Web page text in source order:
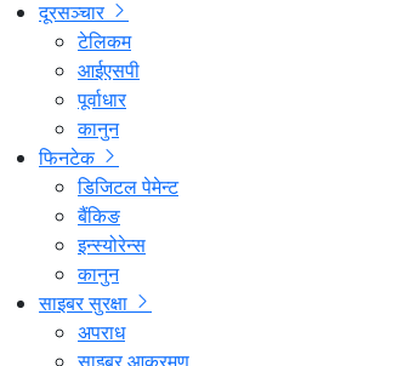
दूरसञ्चार
टेलिकम
आईएसपी
पूर्वाधार
कानुन
फिनटेक
डिजिटल पेमेन्ट
बैंकिङ
इन्स्योरेन्स
कानुन
साइबर सुरक्षा
अपराध